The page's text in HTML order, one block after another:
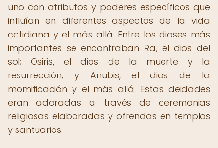
uno con atributos y poderes específicos que
influían en diferentes aspectos de la vida
cotidiana y el más allá. Entre los dioses más
importantes se encontraban Ra, el dios del
sol; Osiris, el dios de la muerte y la
resurrección; y Anubis, el dios de la
momificación y el más allá. Estas deidades
eran adoradas a través de ceremonias
religiosas elaboradas y ofrendas en templos
y santuarios.